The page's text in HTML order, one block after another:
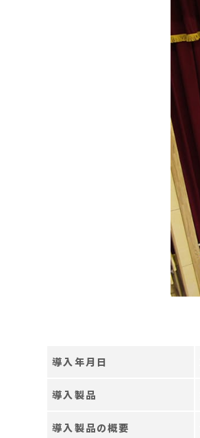
導入年月日
導入製品
導入製品の概要